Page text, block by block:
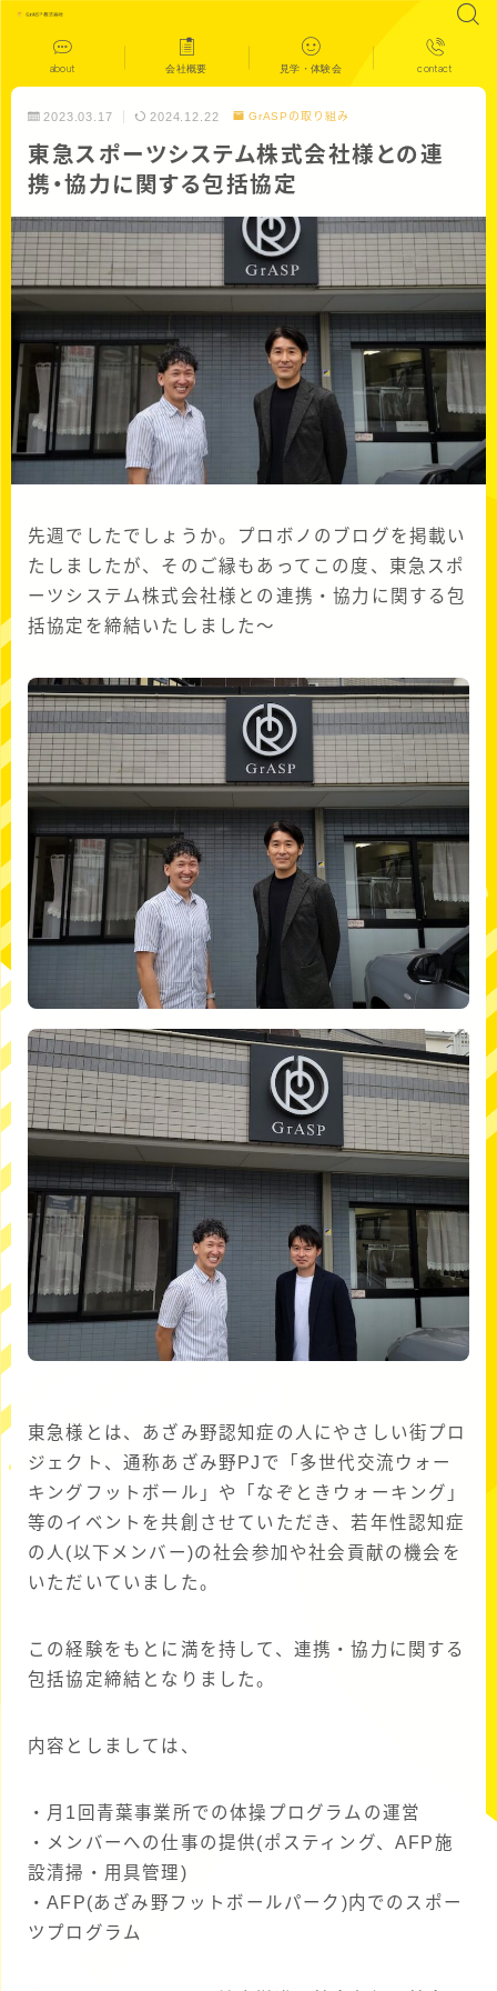
about 会社概要 見学・体験会 contact
2023.03.17 2024.12.22 GrASPの取り組み
東急スポーツシステム株式会社様との連
携・協力に関する包括協定
先週でしたでしょうか。プロボノのブログを掲載い
たしましたが、そのご縁もあってこの度、東急スポ
ーツシステム株式会社様との連携・協力に関する包
括協定を締結いたしました～
東急様とは、あざみ野認知症の人にやさしい街プロ
ジェクト、通称あざみ野PJで「多世代交流ウォー
キングフットボール」や「なぞときウォーキング」
等のイベントを共創させていただき、若年性認知症
の人(以下メンバー)の社会参加や社会貢献の機会を
いただいていました。
この経験をもとに満を持して、連携・協力に関する
包括協定締結となりました。
内容としましては、
・月1回青葉事業所での体操プログラムの運営
・メンバーへの仕事の提供(ポスティング、AFP施
設清掃・用具管理)
・AFP(あざみ野フットボールパーク)内でのスポー
ツプログラム